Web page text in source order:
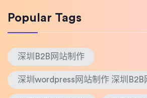
Popular Tags
深圳B2B网站制作
深圳wordpress网站制作 深圳B2B